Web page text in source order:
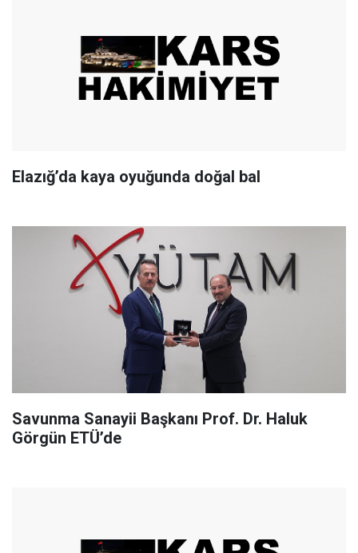
Elazığ’da kaya oyuğunda doğal bal
Savunma Sanayii Başkanı Prof. Dr. Haluk
Görgün ETÜ’de